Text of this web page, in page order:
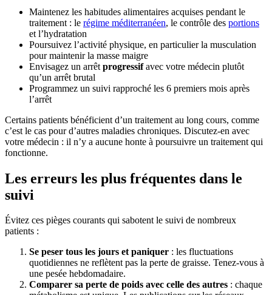
Maintenez les habitudes alimentaires acquises pendant le
traitement : le régime méditerranéen, le contrôle des portions
et l’hydratation
Poursuivez l’activité physique, en particulier la musculation
pour maintenir la masse maigre
Envisagez un arrêt progressifavec votre médecin plutôt
qu’un arrêt brutal
Programmez un suivi rapproché les 6 premiers mois après
l’arrêt
Certains patients bénéficient d’un traitement au long cours, comme
c’est le cas pour d’autres maladies chroniques. Discutez-en avec
votre médecin : il n’y a aucune honte à poursuivre un traitement qui
fonctionne.
Les erreurs les plus fréquentes dans le
suivi
Évitez ces pièges courants qui sabotent le suivi de nombreux
patients :
Se peser tous les jours et paniquer : les fluctuations
quotidiennes ne reflètent pas la perte de graisse. Tenez-vous à
une pesée hebdomadaire.
Comparer sa perte de poids avec celle des autres : chaque